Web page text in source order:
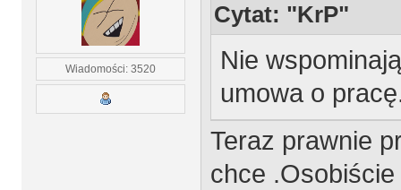
Wiadomości: 3520
Cytat: "KrP"
Nie
umowa o
Teraz prawnie
chce